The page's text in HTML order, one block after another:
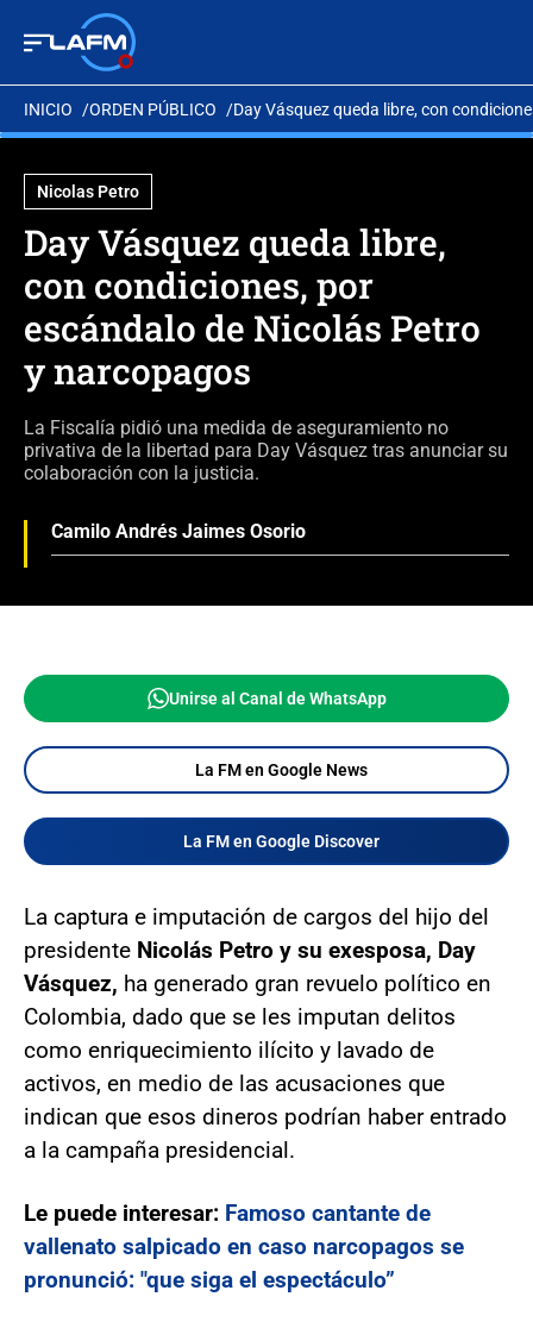
INICIO ORDEN PÚBLICO Day Vásquez queda libre, con
Nicolas Petro
Day Vásquez queda libre,
con condiciones, por
escándalo de Nicolás Petro
y narcopagos
La Fiscalía pidió una medida de aseguramiento no
privativa de la libertad para Day Vásquez tras anunciar su
colaboración con la justicia.
Camilo Andrés Jaimes Osorio
Unirse al Canal de WhatsApp
La FM en Google News
La FM en Google Discover
La captura e imputación de cargos del hijo del
presidente Nicolás Petro y su exesposa, Day
Vásquez, ha generado gran revuelo político en
Colombia, dado que se les imputan delitos
como enriquecimiento ilícito y lavado de
activos, en medio de las acusaciones que
indican que esos dineros podrían haber entrado
a la campaña presidencial.
Le puede interesar: Famoso cantante de
vallenato salpicado en caso narcopagos se
pronunció: "que siga el espectáculo”